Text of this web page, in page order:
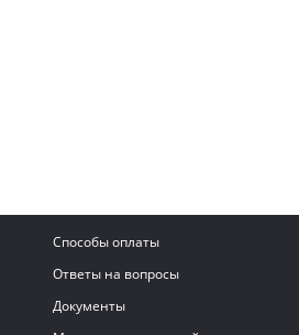
Способы оплаты
Ответы на вопросы
Документы